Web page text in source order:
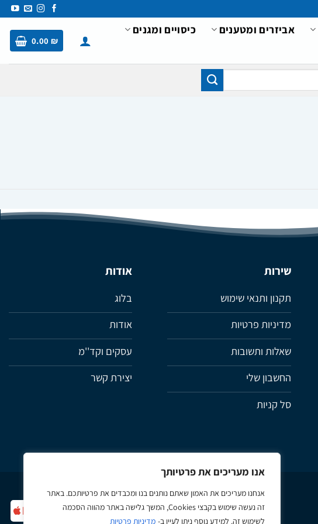
אנו מעריכים את פרטיותך
אנחנו מעריכים את האמון שאתם נותנים בנו ומכבדים את פרטיותכם. באתר
זה נעשה שימוש בקבצי Cookies, המשך גלישה באתר מהווה הסכמה
לשימוש זה. למידע נוסף ניתן לעיין ב- מדיניות פרטיות
אביזרים ומטענים
כיסויים ומגנים
0.00 ₪
שירות
תקנון ותנאי שימוש
מדיניות פרטיות
שאלות ותשובות
החשבון שלי
סל קניות
אודות
בלוג
אודות
עסקים וקד''מ
יצירת קשר
Visa
MasterCard
Google